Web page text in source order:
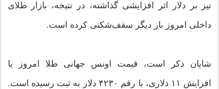
نیز بر دلار اثر افزایشی گذاشته، در نتیجه، بازار طلای
داخلی امروز بار دیگر سقف‌شکنی کرده است.
شایان ذکر است، قیمت اونس جهانی طلا امروز با
افزایش ۱۱ دلاری، با رقم ۴۲۳۰ دلار به ثبت رسیده است.